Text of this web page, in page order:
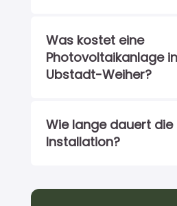
Was kostet eine
Photovoltaikanlage in
Ubstadt-Weiher?
Wie lange dauert die
Installation?